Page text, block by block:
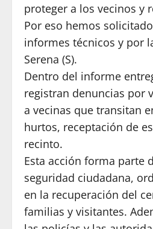
proteger a los vecinos y
Por eso hemos
informes técnicos y por
Serena (S).
Dentro del informe
registran denuncias por
a vecinas que transitan
hurtos, receptación de
recinto.
Esta acción forma parte
seguridad ciudadana,
en la recuperación del
familias y visitantes.